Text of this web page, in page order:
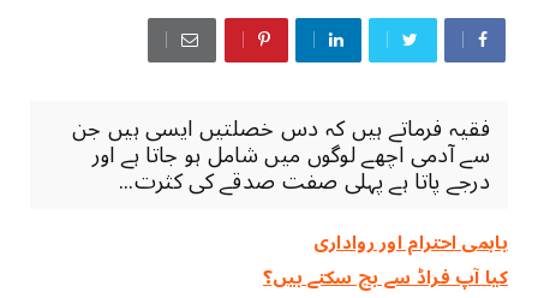
فقیہ فرماتے ہیں کہ دس خصلتیں ایسی ہیں جن
سے آدمی اچھے لوگوں میں شامل ہو جاتا ہے اور
درجے پاتا ہے پہلی صفت صدقے کی کثرت...
باہمی احترام اور رواداری
کیا آپ فراڈ سے بچ سکتے ہیں؟